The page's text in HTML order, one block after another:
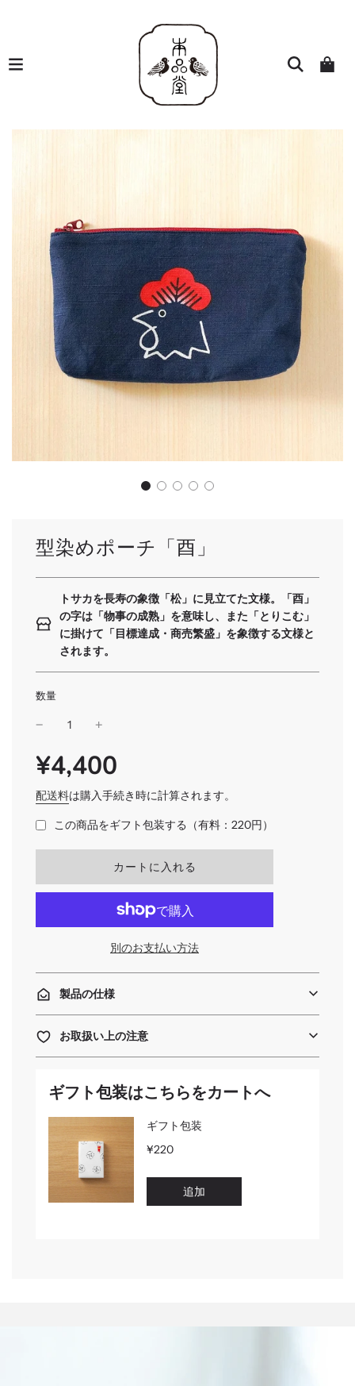
型染めポーチ「酉」
トサカを長寿の象徴「松」に見立てた文様。「酉」
の字は「物事の成熟」を意味し、また「とりこむ」
に掛けて「目標達成・商売繁盛」を象徴する文様と
されます。
数量
SALE
PRICE
通
常
価
格
¥4,400
配送料は購入手続き時に計算されます。
この商品をギフト包装する（有料：220円）
読
込
み
中
.
.
.
カートに入れる
別のお支払い方法
製品の仕様
お取扱い上の注意
ギフト包装はこちらをカートへ